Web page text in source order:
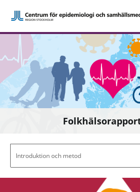
Introduktion och metod